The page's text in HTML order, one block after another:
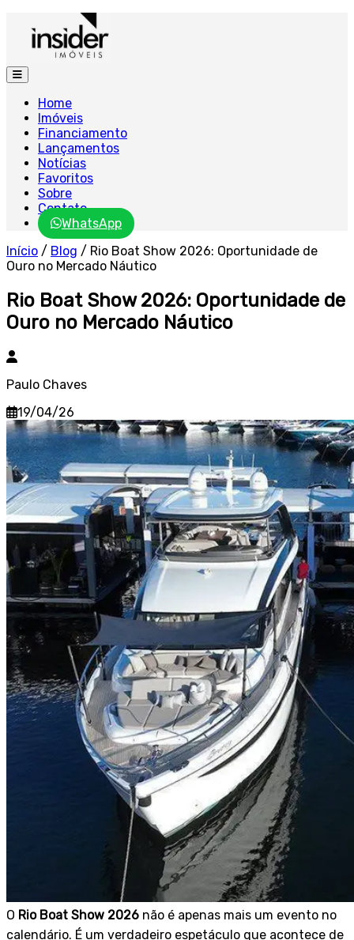
Home
Imóveis
Financiamento
Lançamentos
Notícias
Favoritos
Sobre
Contato
WhatsApp
Início / Blog / Rio Boat Show 2026: Oportunidade de
Ouro no Mercado Náutico
Rio Boat Show 2026: Oportunidade de
Ouro no Mercado Náutico
Paulo Chaves
19/04/26
O Rio Boat Show 2026 não é apenas mais um evento no
calendário. É um verdadeiro espetáculo que acontece de